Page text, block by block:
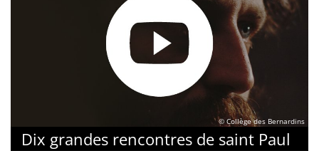
© Collège des Bernardins
Dix grandes rencontres de saint Paul